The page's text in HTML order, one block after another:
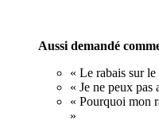
Aussi demandé
« Le rabais sur
« Je ne peux
« Pourquoi mon
»